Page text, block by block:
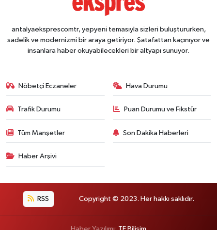
antalyaeksprescomtr, yepyeni temasıyla sizleri buluştururken,
sadelik ve modernizmi bir araya getiriyor. Şatafattan kaçınıyor ve
insanlara haber okuyabilecekleri bir altyapı sunuyor.
Nöbetçi Eczaneler Hava Durumu
Trafik Durumu Puan Durumu ve Fikstür
Tüm Manşetler Son Dakika Haberleri
Haber Arşivi
RSS Copyright © 2023. Her hakkı saklıdır.